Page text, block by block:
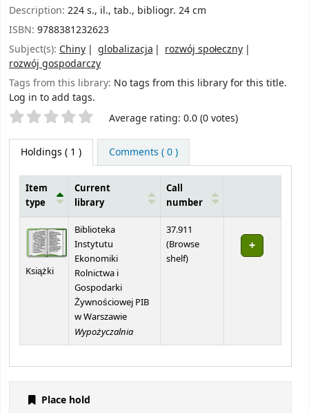
Description: 224 s., il., tab., bibliogr. 24 cm
ISBN: 9788381232623
Subject(s): Chiny globalizacja
rozwój społeczny
rozwój gospodarczy
Tags from this library: No tags from this library for this title.
Log in to add tags.
Star ratings Average rating: 0.0 (0 votes)
Holdings ( 1 ) Comments ( 0 )
Item
type
Current
library
Call
number
Książki
Biblioteka
Instytutu
Ekonomiki
Rolnictwa i
Gospodarki
Żywnościowej PIB
w Warszawie
Wypożyczalnia
37.911
(Browse
shelf(Opens below)
)
Place hold